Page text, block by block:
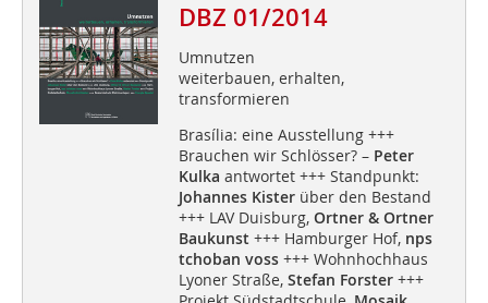
DBZ 01/2014
Umnutzen
weiterbauen, erhalten,
transformieren
Brasília: eine Ausstellung +++
Brauchen wir Schlösser? – Peter
Kulka antwortet +++ Standpunkt:
Johannes Kisterüber den Bestand
+++ LAV Duisburg, Ortner & Ortner
Baukunst +++ Hamburger Hof, nps
tchoban voss+++ Wohnhochhaus
Lyoner Straße, Stefan Forster+++